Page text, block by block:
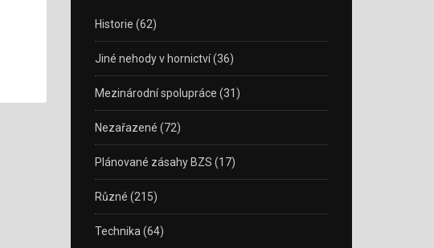
Historie (62)
Jiné nehody v hornictví(36)
Mezinárodní spolupráce (31)
Nezařazené (72)
Plánované zásahy BZS (17)
Různé (215)
Technika (64)